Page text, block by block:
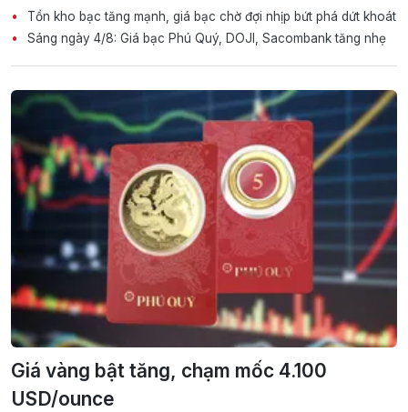
Tồn kho bạc tăng mạnh, giá bạc chờ đợi nhịp bứt phá dứt khoát
Sáng ngày 4/8: Giá bạc Phú Quý, DOJI, Sacombank tăng nhẹ
Giá vàng bật tăng, chạm mốc 4.100
USD/ounce